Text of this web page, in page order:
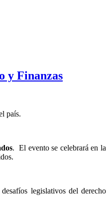
y Finanzas
país.
. El evento se celebrará en la
legislativos del derecho